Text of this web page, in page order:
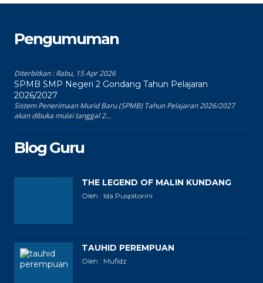
Pengumuman
Diterbitkan :Rabu, 15 Apr 2026
SPMB SMP Negeri 2 Gondang Tahun Pelajaran
2026/2027
Sistem Penerimaan Murid Baru (SPMB) Tahun Pelajaran 2026/2027
akan dibuka mulai tanggal 2...
Blog Guru
THE LEGEND OF MALIN KUNDANG
Oleh : Ida Puspitorini
TAUHID PEREMPUAN
Oleh : Mufidz